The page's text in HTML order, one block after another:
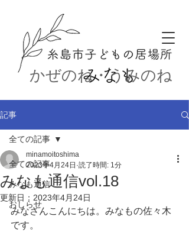
かぜのね・うみのね
記事
全ての記事
みなも通信
おしらせ
全ての記事
みなも通信vol.18
minamoitoshima
2023年4月24日 読了時間: 1分
更新日： 2023年4月24日
みなさんこんにちは。みなもの佐々木
です。